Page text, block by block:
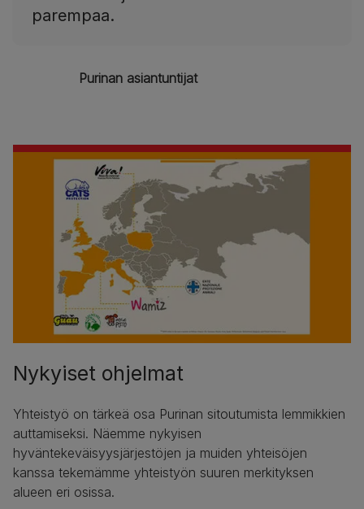
parempaa.
Purinan asiantuntijat
Nykyiset ohjelmat
Yhteistyö on tärkeä osa Purinan sitoutumista lemmikkien
auttamiseksi. Näemme nykyisen
hyväntekeväisyysjärjestöjen ja muiden yhteisöjen
kanssa tekemämme yhteistyön suuren merkityksen
alueen eri osissa.